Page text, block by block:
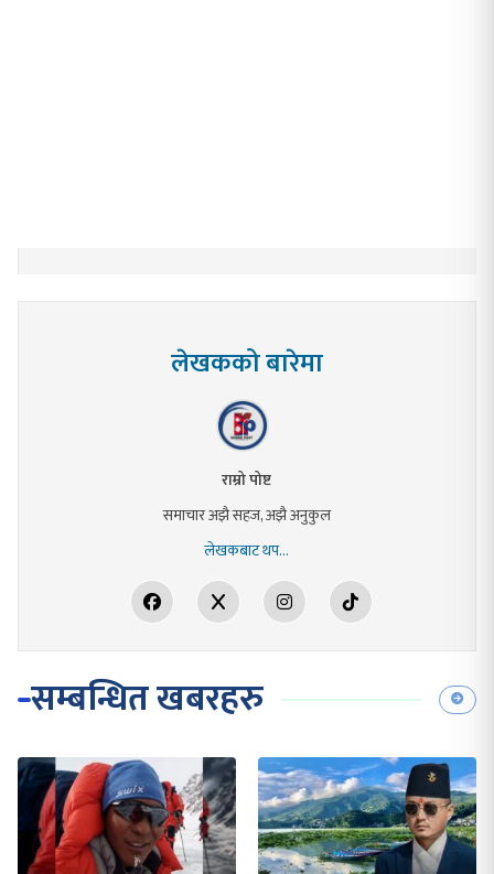
लेखकको बारेमा
राम्रो पोष्ट
समाचार अझै सहज, अझै अनुकुल
लेखकबाट थप...
सम्बन्धित खबरहरु